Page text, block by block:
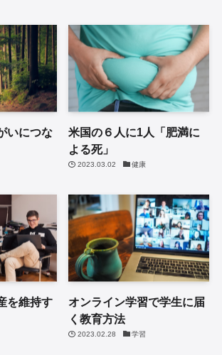
いにつな
米国の６人に1人「肥満に
よる死」
2023.03.02 健康
を維持す
オンライン学習で学生に届
く教育方法
2023.02.28 学習